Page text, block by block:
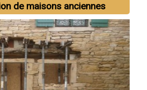
de maisons anciennes